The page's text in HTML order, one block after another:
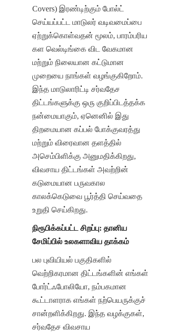
Covers) இரண்டிற்கும் போல்ட்
செய்யப்பட்ட மாடுலர் வடிவமைப்பை
ஏற்றுக்கொள்வதன் மூலம், பாரம்பரிய
கள வெல்டிங்கை விட வேகமான
மற்றும் நிலையான கட்டுமான
முறையை நாங்கள் வழங்குகிறோம்.
இந்த மாடுலாரிட்டி சர்வதேச
திட்டங்களுக்கு ஒரு குறிப்பிடத்தக்க
நன்மையாகும், ஏனெனில் இது
திறமையான கப்பல் போக்குவரத்து
மற்றும் விரைவான தளத்தில்
அசெம்பிளிக்கு அனுமதிக்கிறது,
விவசாய திட்டங்கள் அவற்றின்
கடுமையான பருவகால
காலக்கெடுவை பூர்த்தி செய்வதை
உறுதி செய்கிறது.
நிரூபிக்கப்பட்ட சிறப்பு: தானிய
சேமிப்பில் உலகளாவிய தாக்கம்
பல புவியியல் பகுதிகளில்
வெற்றிகரமான திட்டங்களின் எங்கள்
போர்ட்ஃபோலியோ, நம்பகமான
கூட்டாளராக எங்கள் நற்பெயருக்குச்
சான்றளிக்கிறது. இந்த வழக்குகள்,
சர்வதேச விவசாய